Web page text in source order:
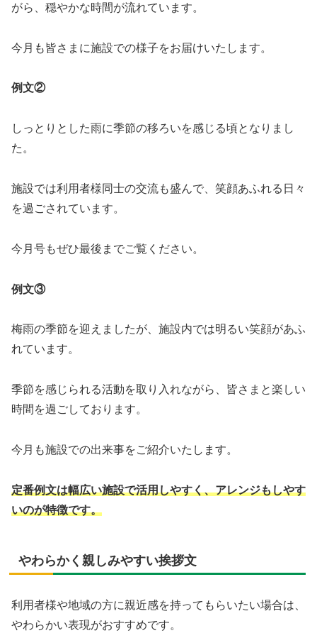
がら、穏やかな時間が流れています。
今月も皆さまに施設での様子をお届けいたします。
例文②
しっとりとした雨に季節の移ろいを感じる頃となりまし
た。
施設では利用者様同士の交流も盛んで、笑顔あふれる日々
を過ごされています。
今月号もぜひ最後までご覧ください。
例文③
梅雨の季節を迎えましたが、施設内では明るい笑顔があふ
れています。
季節を感じられる活動を取り入れながら、皆さまと楽しい
時間を過ごしております。
今月も施設での出来事をご紹介いたします。
定番例文は幅広い施設で活用しやすく、アレンジもしやす
いのが特徴です。
やわらかく親しみやすい挨拶文
利用者様や地域の方に親近感を持ってもらいたい場合は、
やわらかい表現がおすすめです。